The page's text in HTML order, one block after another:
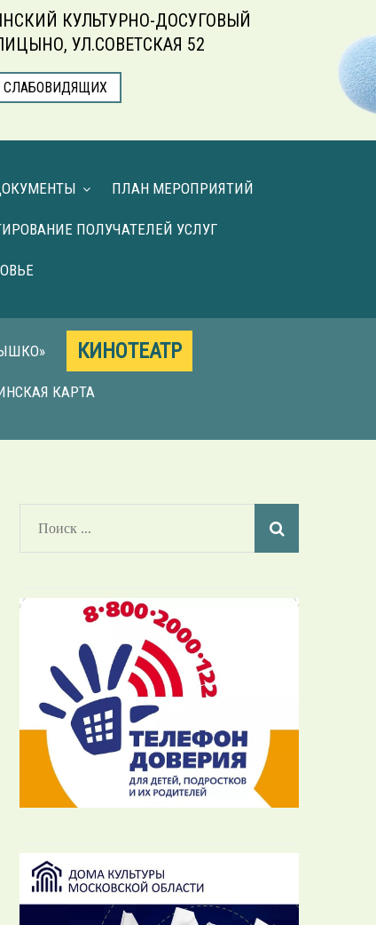
КУЛЬТУРНО-ДОСУГОВЫЙ
УЛ.СОВЕТСКАЯ 52
СЛАБОВИДЯЩИХ
ПЛАН МЕРОПРИЯТИЙ
ПОЛУЧАТЕЛЕЙ УСЛУГ
КИНОТЕАТР
КАРТА